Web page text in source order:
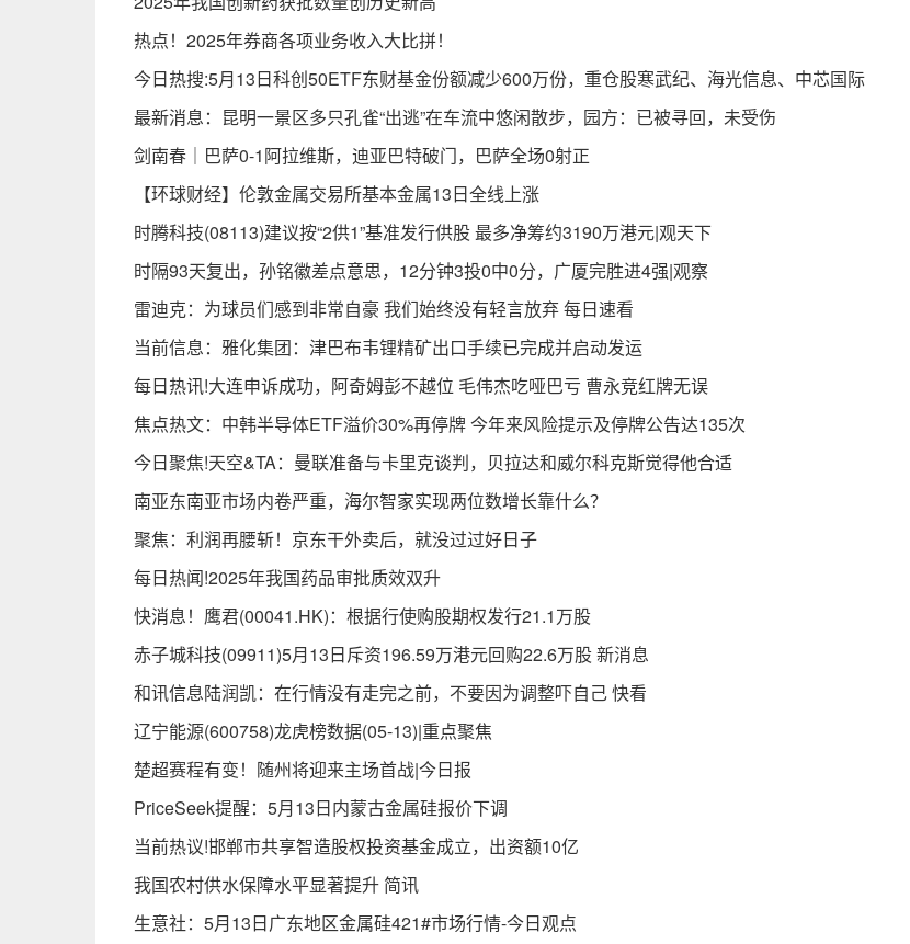
热点！2025年券商各项业务收入大比拼！
今日热搜:5月13日科创50ETF东财基金份额减少600万份，重仓股寒武纪、海光信息、中芯国际
最新消息：昆明一景区多只孔雀“出逃”在车流中悠闲散步，园方：已被寻回，未受伤
剑南春｜巴萨0-1阿拉维斯，迪亚巴特破门，巴萨全场0射正
【环球财经】伦敦金属交易所基本金属13日全线上涨
时腾科技(08113)建议按“2供1”基准发行供股 最多净筹约3190万港元|观天下
时隔93天复出，孙铭徽差点意思，12分钟3投0中0分，广厦完胜进4强|观察
雷迪克：为球员们感到非常自豪 我们始终没有轻言放弃 每日速看
当前信息：雅化集团：津巴布韦锂精矿出口手续已完成并启动发运
每日热讯!大连申诉成功，阿奇姆彭不越位 毛伟杰吃哑巴亏 曹永竞红牌无误
焦点热文：中韩半导体ETF溢价30%再停牌 今年来风险提示及停牌公告达135次
今日聚焦!天空&TA：曼联准备与卡里克谈判，贝拉达和威尔科克斯觉得他合适
南亚东南亚市场内卷严重，海尔智家实现两位数增长靠什么？
聚焦：利润再腰斩！京东干外卖后，就没过过好日子
每日热闻!2025年我国药品审批质效双升
快消息！鹰君(00041.HK)：根据行使购股期权发行21.1万股
赤子城科技(09911)5月13日斥资196.59万港元回购22.6万股 新消息
和讯信息陆润凯：在行情没有走完之前，不要因为调整吓自己 快看
辽宁能源(600758)龙虎榜数据(05-13)|重点聚焦
楚超赛程有变！随州将迎来主场首战|今日报
PriceSeek提醒：5月13日内蒙古金属硅报价下调
当前热议!邯郸市共享智造股权投资基金成立，出资额10亿
我国农村供水保障水平显著提升 简讯
生意社：5月13日广东地区金属硅421#市场行情-今日观点